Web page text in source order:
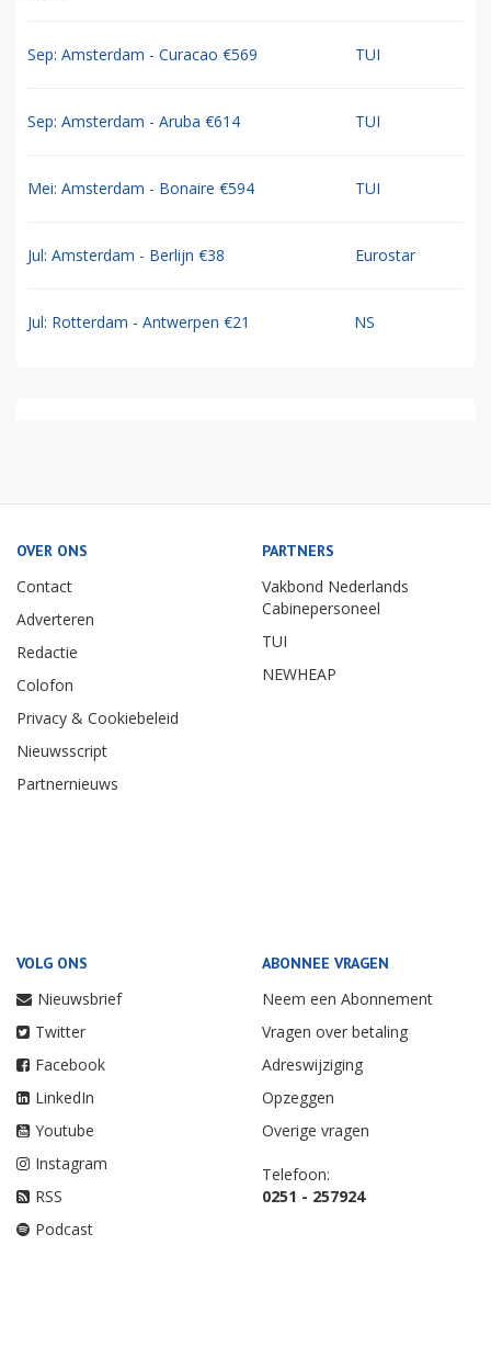
Sep: Amsterdam - Curacao €569 TUI
Sep: Amsterdam - Aruba €614 TUI
Mei: Amsterdam - Bonaire €594 TUI
Jul: Amsterdam - Berlijn €38 Eurostar
Jul: Rotterdam - Antwerpen €21 NS
OVER ONS
Contact
Adverteren
Redactie
Colofon
Privacy & Cookiebeleid
Nieuwsscript
Partnernieuws
PARTNERS
Vakbond Nederlands
Cabinepersoneel
TUI
NEWHEAP
VOLG ONS
Nieuwsbrief
Twitter
Facebook
LinkedIn
Youtube
Instagram
RSS
Podcast
ABONNEE VRAGEN
Neem een Abonnement
Vragen over betaling
Adreswijziging
Opzeggen
Overige vragen
Telefoon:
0251 - 257924